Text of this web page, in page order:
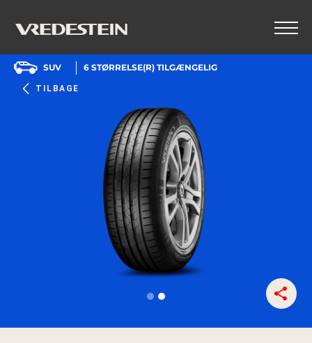
TILBAGE
SUV 6 STØRRELSE(R) TILGÆNGELIG